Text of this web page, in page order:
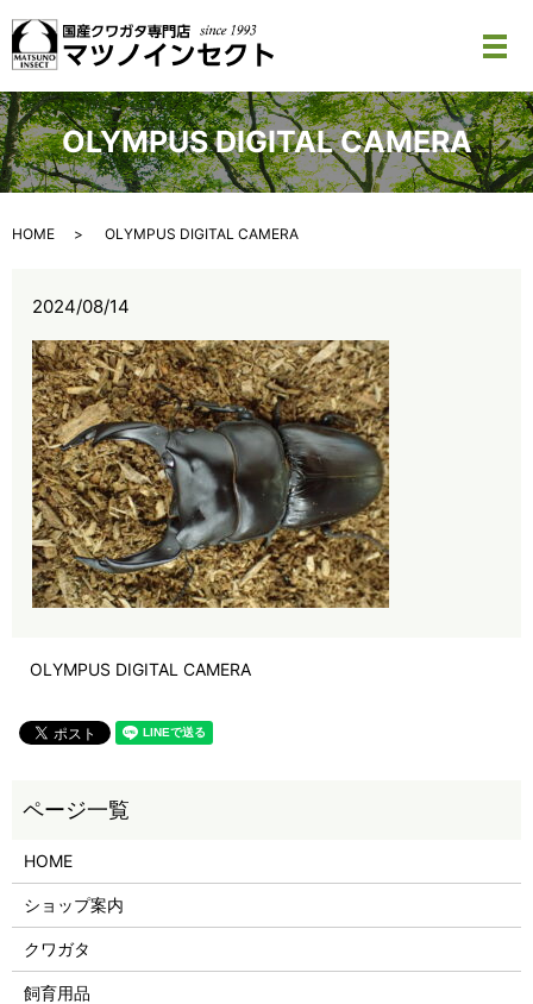
メ
OLYMPUS DIGITAL CAMERA
HOME OLYMPUS DIGITAL CAMERA
2024/08/14
OLYMPUS DIGITAL CAMERA
HOME
ショップ案内
クワガタ
飼育用品